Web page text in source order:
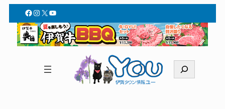
Facebook
Instagram
X YouTube
索